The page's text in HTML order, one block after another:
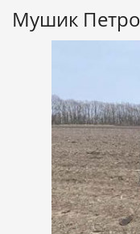
Мушик